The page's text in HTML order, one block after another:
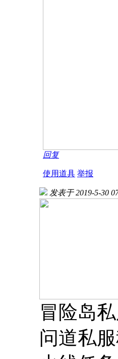
回复
使用道具 举报
发表于 2019-5-30
冒险岛
问道私